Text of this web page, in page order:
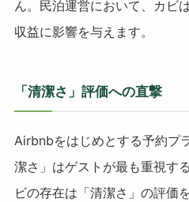
ん。民泊運営において、カビ
収益に影響を与えます。
「清潔さ」評価への直撃
Airbnbをはじめとする予約プ
潔さ」はゲストが最も重視す
ビの存在は「清潔さ」の評価